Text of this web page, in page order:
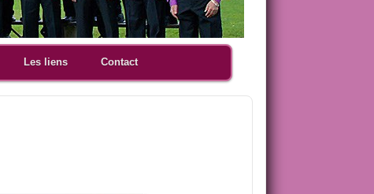
Les liens Contact